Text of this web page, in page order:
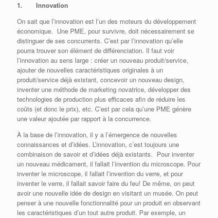
1. Innovation
On sait que l’innovation est l’un des moteurs du développement
économique. Une PME, pour survivre, doit nécessairement se
distinguer de ses concurrents. C’est par l’innovation qu’elle
pourra trouver son élément de différenciation. Il faut voir
l’innovation au sens large : créer un nouveau produit/service,
ajouter de nouvelles caractéristiques originales à un
produit/service déjà existant, concevoir un nouveau design,
inventer une méthode de marketing novatrice, développer des
technologies de production plus efficaces afin de réduire les
coûts (et donc le prix), etc. C’est par cela qu’une PME génère
une valeur ajoutée par rapport à la concurrence.
À la base de l’innovation, il y a l’émergence de nouvelles
connaissances et d’idées. L’innovation, c’est toujours une
combinaison de savoir et d’idées déjà existants. Pour inventer
un nouveau médicament, il fallait l’invention du microscope. Pour
inventer le microscope, il fallait l’invention du verre, et pour
inventer le verre, il fallait savoir faire du feu! De même, on peut
avoir une nouvelle idée de design en visitant un musée. On peut
penser à une nouvelle fonctionnalité pour un produit en observant
les caractéristiques d’un tout autre produit. Par exemple, un